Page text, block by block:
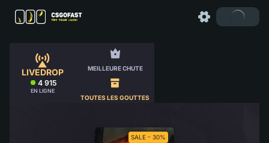
LIVEDROP
4 915
EN LIGNE
MEILLEURE CHUTE
TOUTES LES GOUTTES
SALE - 30%